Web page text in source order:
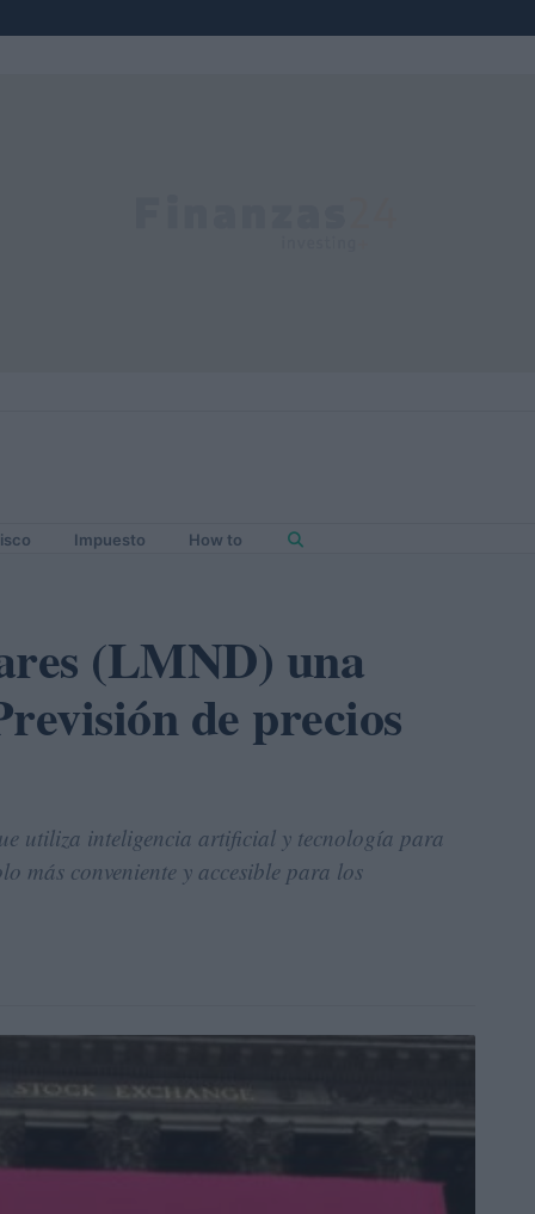
Impuesto How to
(LMND) una
de precios
utiliza inteligencia artificial y tecnología para
más conveniente y accesible para los